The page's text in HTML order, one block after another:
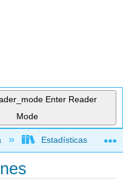
Enter Reader
Mode
global
Estadísticas